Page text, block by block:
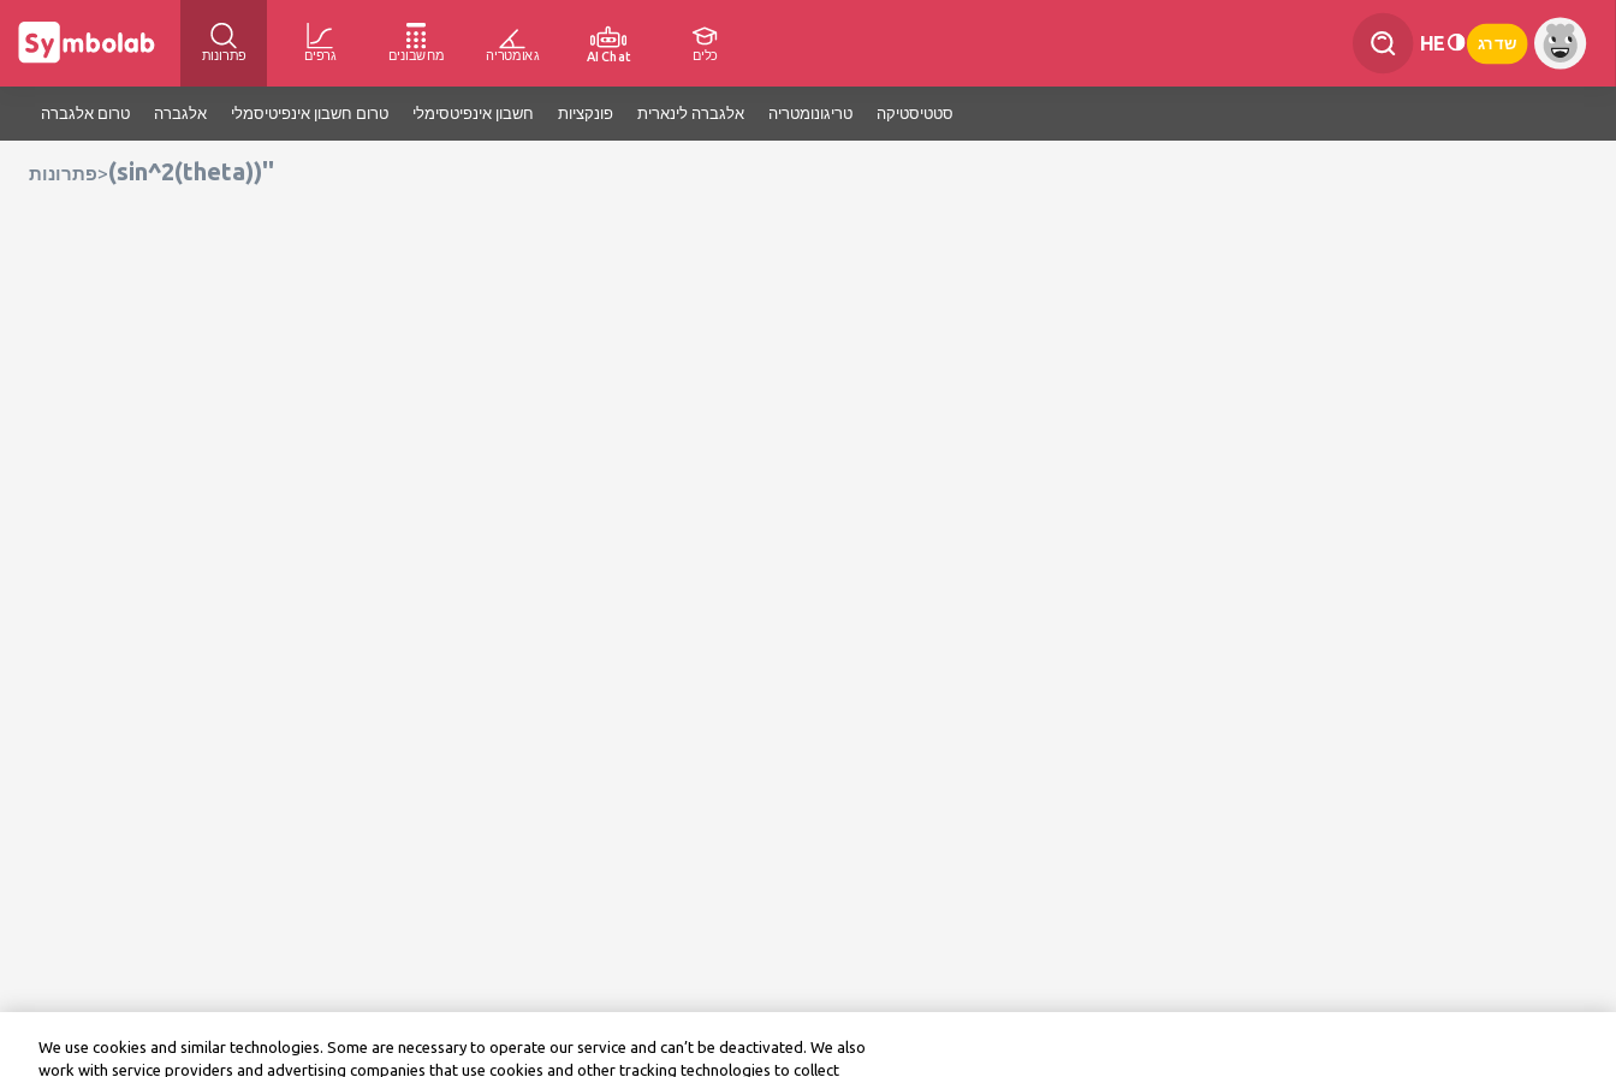
פתרונות גרפים מחשבונים גאומטריה AI Chat כלים
HE שדרג
טרום אלגברה אלגברה טרום חשבון אינפיטיסמלי חשבון אינפיטסימלי פונקציות אלגברה לינארית טריגונומטריה סטטיסטיקה
פתרונות>(sin^2(theta))''
We use cookies and similar technologies. Some are necessary to operate our service and can’t be deactivated. We also
work with service providers and advertising companies that use cookies and other tracking technologies to collect